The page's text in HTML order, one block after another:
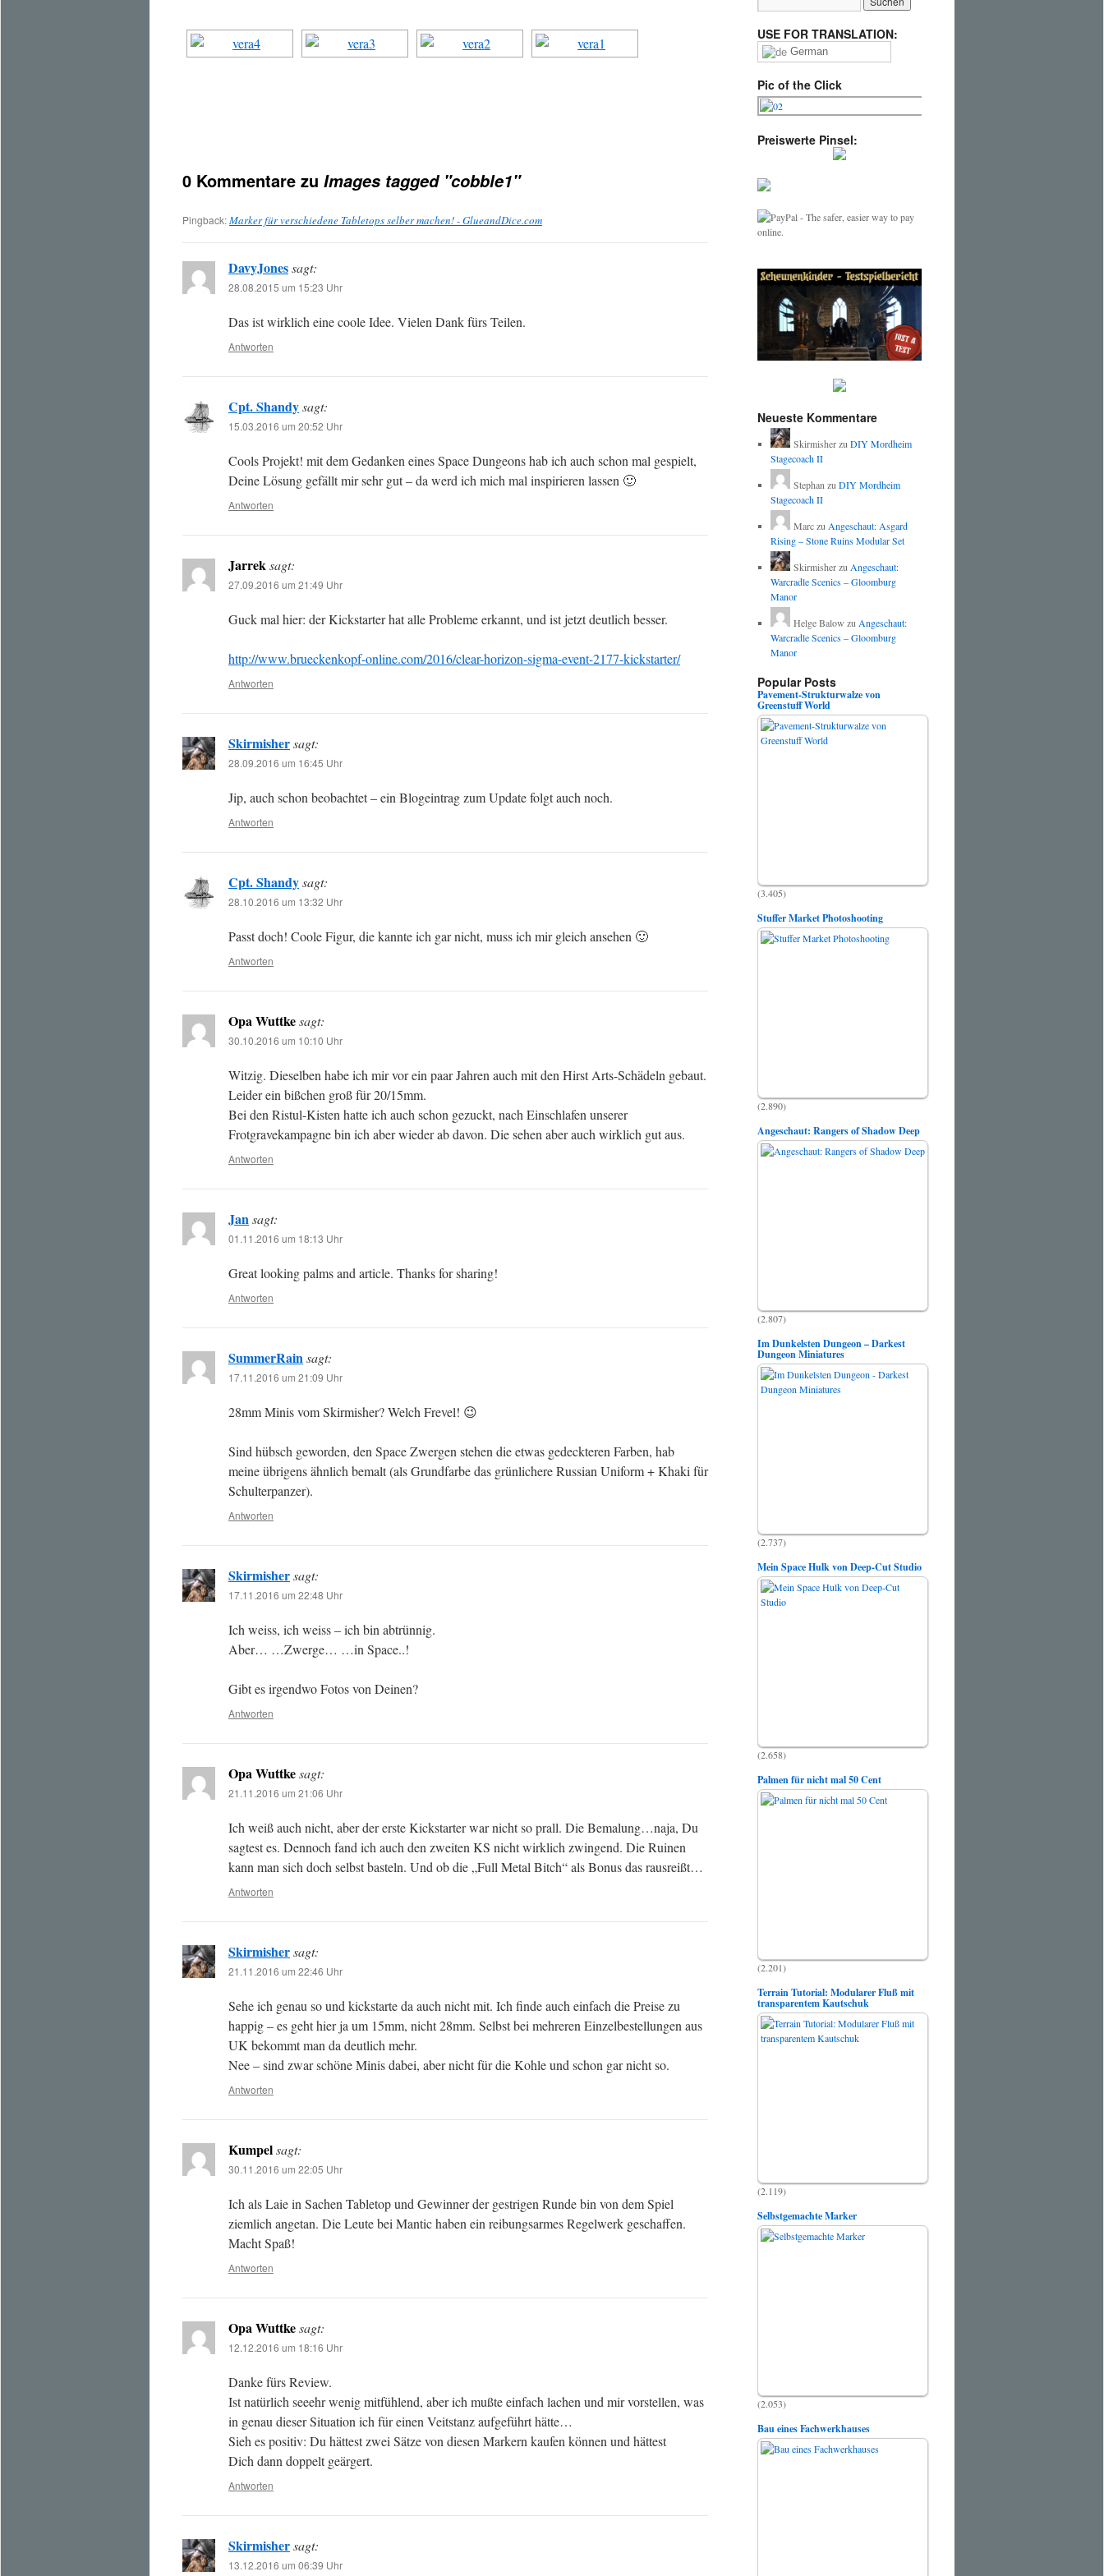
0 Kommentare zu Images tagged "cobble1"
Pingback:Marker für verschiedene Tabletops selber machen! - GlueandDice.com
DavyJonessagt:
28.08.2015 um 15:23 Uhr
Das ist wirklich eine coole Idee. Vielen Dank fürs Teilen.
Antworten
Cpt. Shandysagt:
15.03.2016 um 20:52 Uhr
Cools Projekt! mit dem Gedanken eines Space Dungeons hab ich auch schon mal gespielt,
Deine Lösung gefällt mir sehr gut – da werd ich mich mal inspirieren lassen 🙂
Antworten
Jarreksagt:
27.09.2016 um 21:49 Uhr
Guck mal hier: der Kickstarter hat alle Probleme erkannt, und ist jetzt deutlich besser.
http://www.brueckenkopf-online.com/2016/clear-horizon-sigma-event-2177-kickstarter/
Antworten
Skirmishersagt:
28.09.2016 um 16:45 Uhr
Jip, auch schon beobachtet – ein Blogeintrag zum Update folgt auch noch.
Antworten
Cpt. Shandysagt:
28.10.2016 um 13:32 Uhr
Passt doch! Coole Figur, die kannte ich gar nicht, muss ich mir gleich ansehen 🙂
Antworten
Opa Wuttkesagt:
30.10.2016 um 10:10 Uhr
Witzig. Dieselben habe ich mir vor ein paar Jahren auch mit den Hirst Arts-Schädeln gebaut.
Leider ein bißchen groß für 20/15mm.
Bei den Ristul-Kisten hatte ich auch schon gezuckt, nach Einschlafen unserer
Frotgravekampagne bin ich aber wieder ab davon. Die sehen aber auch wirklich gut aus.
Antworten
Jansagt:
01.11.2016 um 18:13 Uhr
Great looking palms and article. Thanks for sharing!
Antworten
SummerRainsagt:
17.11.2016 um 21:09 Uhr
28mm Minis vom Skirmisher? Welch Frevel! 😉
Sind hübsch geworden, den Space Zwergen stehen die etwas gedeckteren Farben, hab
meine übrigens ähnlich bemalt (als Grundfarbe das grünlichere Russian Uniform + Khaki für
Schulterpanzer).
Antworten
Skirmishersagt:
17.11.2016 um 22:48 Uhr
Ich weiss, ich weiss – ich bin abtrünnig.
Aber… …Zwerge… …in Space..!
Gibt es irgendwo Fotos von Deinen?
Antworten
Opa Wuttkesagt:
21.11.2016 um 21:06 Uhr
Ich weiß auch nicht, aber der erste Kickstarter war nicht so prall. Die Bemalung…naja, Du
sagtest es. Dennoch fand ich auch den zweiten KS nicht wirklich zwingend. Die Ruinen
kann man sich doch selbst basteln. Und ob die „Full Metal Bitch“ als Bonus das rausreißt…
Antworten
Skirmishersagt:
21.11.2016 um 22:46 Uhr
Sehe ich genau so und kickstarte da auch nicht mit. Ich finde auch einfach die Preise zu
happig – es geht hier ja um 15mm, nicht 28mm. Selbst bei mehreren Einzelbestellungen aus
UK bekommt man da deutlich mehr.
Nee – sind zwar schöne Minis dabei, aber nicht für die Kohle und schon gar nicht so.
Antworten
Kumpelsagt:
30.11.2016 um 22:05 Uhr
Ich als Laie in Sachen Tabletop und Gewinner der gestrigen Runde bin von dem Spiel
ziemlich angetan. Die Leute bei Mantic haben ein reibungsarmes Regelwerk geschaffen.
Macht Spaß!
Antworten
Opa Wuttkesagt:
12.12.2016 um 18:16 Uhr
Danke fürs Review.
Ist natürlich seeehr wenig mitfühlend, aber ich mußte einfach lachen und mir vorstellen, was
in genau dieser Situation ich für einen Veitstanz aufgeführt hätte…
Sieh es positiv: Du hättest zwei Sätze von diesen Markern kaufen können und hättest
Dich dann doppelt geärgert.
Antworten
Skirmishersagt:
13.12.2016 um 06:39 Uhr
USE FOR TRANSLATION:
German
Pic of the Click
Preiswerte Pinsel:
Neueste Kommentare
SkirmisherzuDIY Mordheim
Stagecoach II
StephanzuDIY Mordheim
Stagecoach II
MarczuAngeschaut: Asgard
Rising – Stone Ruins Modular Set
SkirmisherzuAngeschaut:
Warcradle Scenics – Gloomburg
Manor
Helge Balow zuAngeschaut:
Warcradle Scenics – Gloomburg
Manor
Popular Posts
Pavement-Strukturwalze von
Greenstuff World
(3.405)
Stuffer Market Photoshooting
(2.890)
Angeschaut: Rangers of Shadow Deep
(2.807)
Im Dunkelsten Dungeon – Darkest
Dungeon Miniatures
(2.737)
Mein Space Hulk von Deep-Cut Studio
(2.658)
Palmen für nicht mal 50 Cent
(2.201)
Terrain Tutorial: Modularer Fluß mit
transparentem Kautschuk
(2.119)
Selbstgemachte Marker
(2.053)
Bau eines Fachwerkhauses